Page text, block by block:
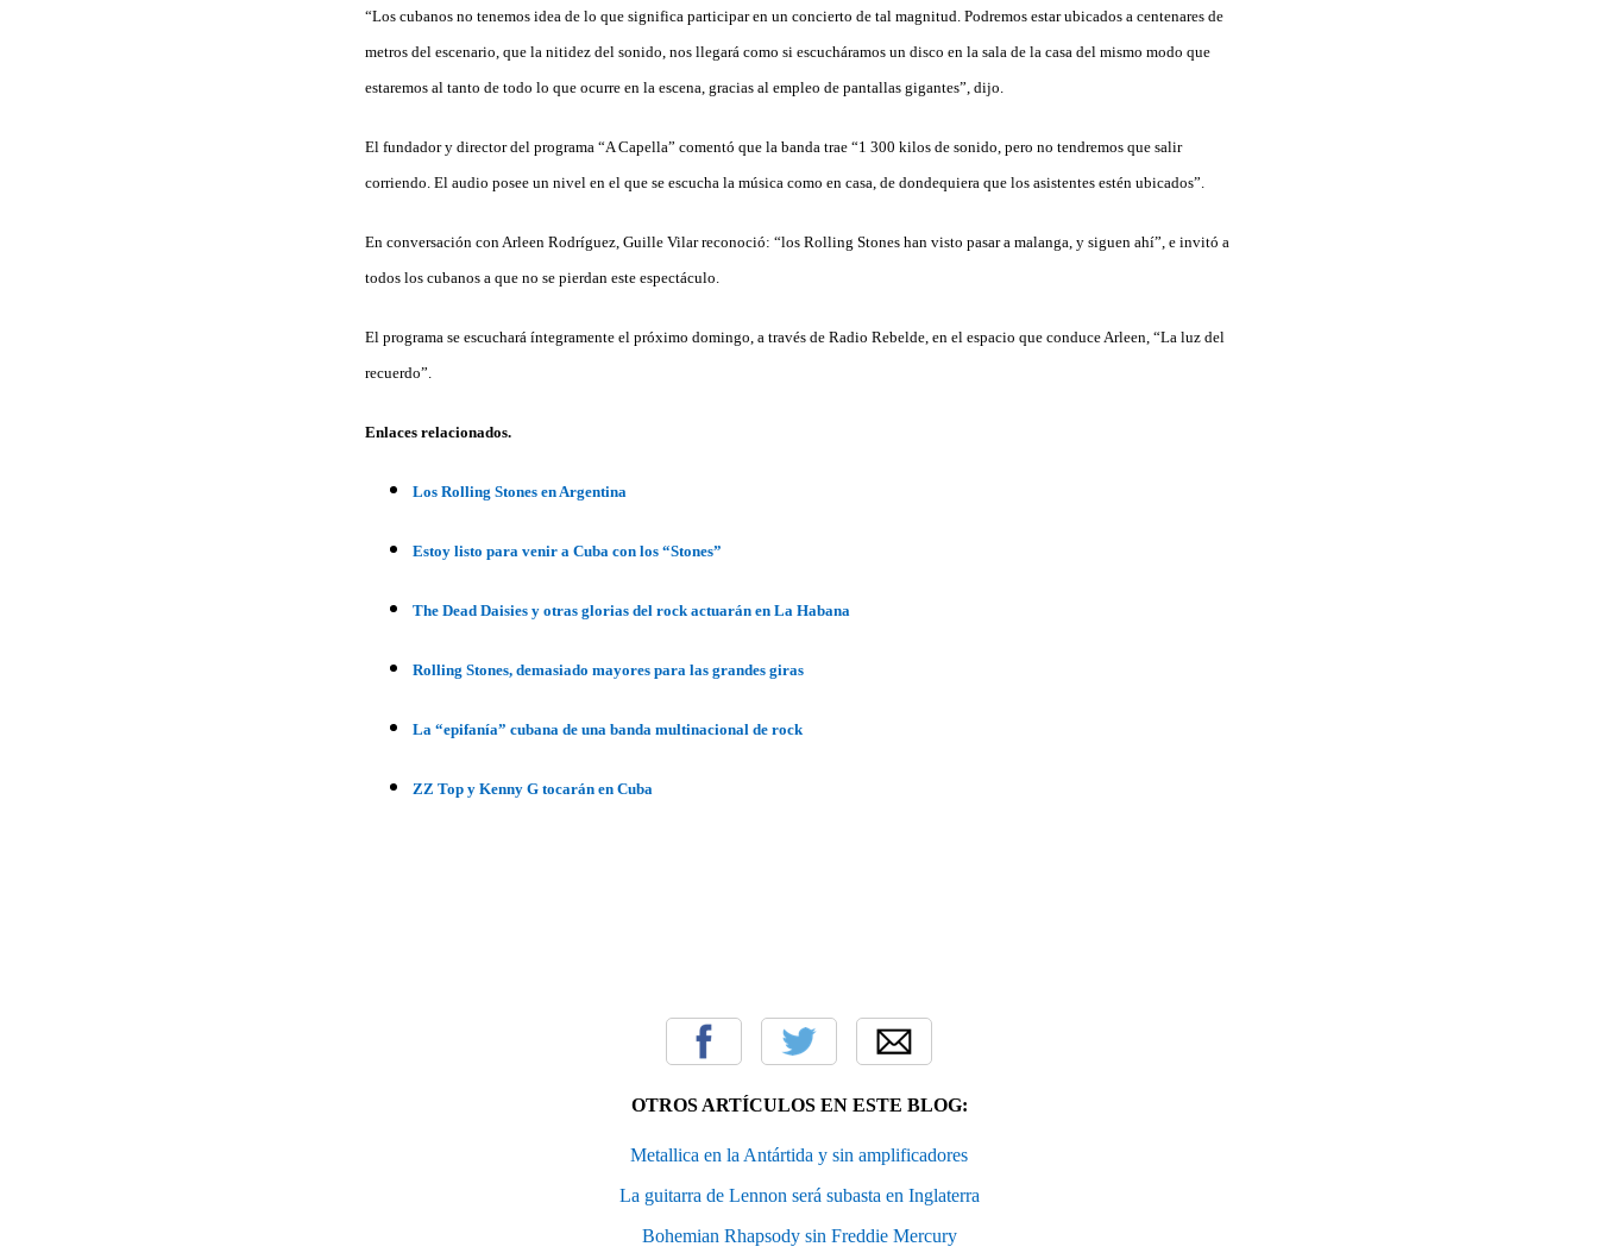
“Los cubanos no tenemos idea de lo que significa participar en un concierto de tal magnitud. Podremos estar ubicados a centenares de
metros del escenario, que la nitidez del sonido, nos llegará como si escucháramos un disco en la sala de la casa del mismo modo que
estaremos al tanto de todo lo que ocurre en la escena, gracias al empleo de pantallas gigantes”, dijo.
El fundador y director del programa “A Capella” comentó que la banda trae “1 300 kilos de sonido, pero no tendremos que salir
corriendo. El audio posee un nivel en el que se escucha la música como en casa, de dondequiera que los asistentes estén ubicados”.
En conversación con Arleen Rodríguez, Guille Vilar reconoció: “los Rolling Stones han visto pasar a malanga, y siguen ahí”, e invitó a
todos los cubanos a que no se pierdan este espectáculo.
El programa se escuchará íntegramente el próximo domingo, a través de Radio Rebelde, en el espacio que conduce Arleen, “La luz del
recuerdo”.
Enlaces relacionados.
Los Rolling Stones en Argentina
Estoy listo para venir a Cuba con los “Stones”
The Dead Daisies y otras glorias del rock actuarán en La Habana
Rolling Stones, demasiado mayores para las grandes giras
La “epifanía” cubana de una banda multinacional de rock
ZZ Top y Kenny G tocarán en Cuba
OTROS ARTÍCULOS EN ESTE BLOG:
Metallica en la Antártida y sin amplificadores
La guitarra de Lennon será subasta en Inglaterra
Bohemian Rhapsody sin Freddie Mercury